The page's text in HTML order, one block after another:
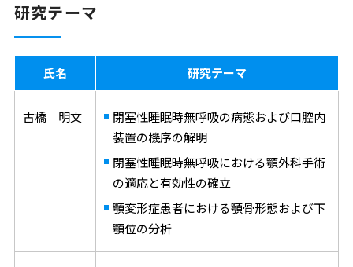
研究テーマ
氏名 研究テーマ
古橋 明文
閉塞性睡眠時無呼吸の病態および口腔内
装置の機序の解明
閉塞性睡眠時無呼吸における顎外科手術
の適応と有効性の確立
顎変形症患者における顎骨形態および下
顎位の分析